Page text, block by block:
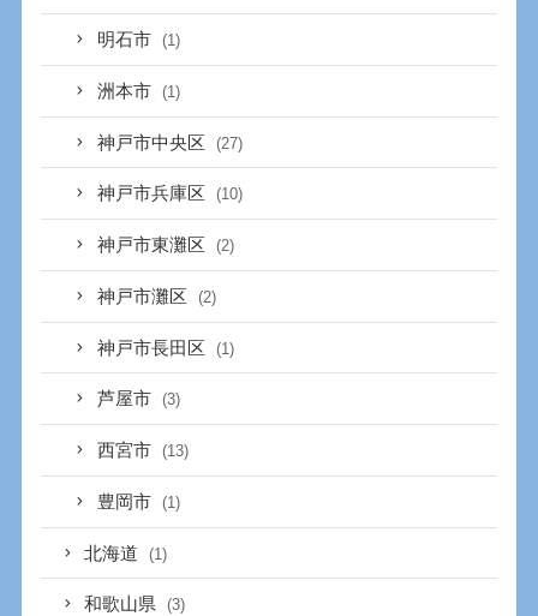
明石市 (1)
洲本市 (1)
神戸市中央区 (27)
神戸市兵庫区 (10)
神戸市東灘区 (2)
神戸市灘区 (2)
神戸市長田区 (1)
芦屋市 (3)
西宮市 (13)
豊岡市 (1)
北海道 (1)
和歌山県 (3)